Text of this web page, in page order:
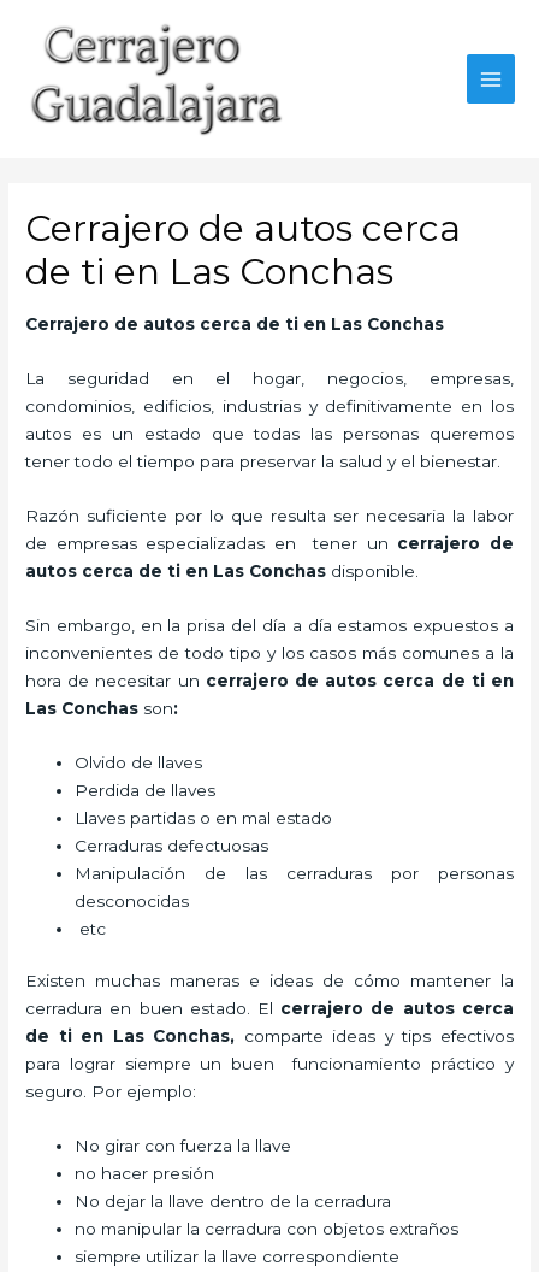
contenido
Cerrajero de autos cerca
de ti en Las Conchas
Cerrajero de autos cerca de ti en Las Conchas
La seguridad en el hogar, negocios, empresas,
condominios, edificios, industrias y definitivamente en los
autos es un estado que todas las personas queremos
tener todo el tiempo para preservar la salud y el bienestar.
Razón suficiente por lo que resulta ser necesaria la labor
de empresas especializadas en tener un cerrajero de
autos cerca de ti en Las Conchas disponible.
Sin embargo, en la prisa del día a día estamos expuestos a
inconvenientes de todo tipo y los casos más comunes a la
hora de necesitar un cerrajero de autos cerca de ti en
Las Conchas son:
Olvido de llaves
Perdida de llaves
Llaves partidas o en mal estado
Cerraduras defectuosas
Manipulación de las cerraduras por personas
desconocidas
etc
Existen muchas maneras e ideas de cómo mantener la
cerradura en buen estado. El cerrajero de autos cerca
de ti en Las Conchas, comparte ideas y tips efectivos
para lograr siempre un buen funcionamiento práctico y
seguro. Por ejemplo:
No girar con fuerza la llave
no hacer presión
No dejar la llave dentro de la cerradura
no manipular la cerradura con objetos extraños
siempre utilizar la llave correspondiente